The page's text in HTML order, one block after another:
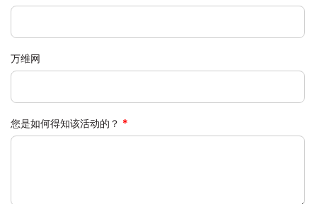
万维网
您是如何得知该活动的？